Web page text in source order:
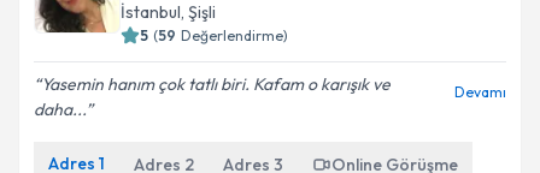
İstanbul, Şişli
5 (59 Değerlendirme)
Yasemin hanım çok tatlı biri. Kafam o karışık ve
daha...
Devamı
Adres 1 Adres 2 Adres 3 Online Görüşme